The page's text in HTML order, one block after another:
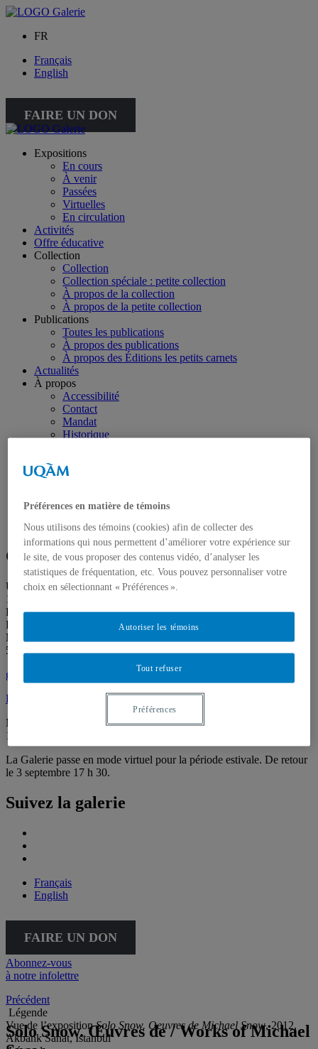
FR
Français
English
FAIRE UN DON
Expositions
En cours
À venir
Passées
Virtuelles
En circulation
Activités
Offre éducative
Collection
Collection
Collection spéciale : petite collection
À propos de la collection
À propos de la petite collection
Publications
Toutes les publications
À propos des publications
À propos des Éditions les petits carnets
Actualités
À propos
Accessibilité
Contact
Mandat
Historique
Partenaires
Recherche
Search
Search
Galerie de l’UQAM
Université du Québec à Montréal
1400 rue Berri
Pavillon Judith-Jasmin
Local J-R120
Montréal (QC) Canada
514 987-6150
galerie@uqam.ca
Faire un don
Mardi – samedi,
12 h – 18 h
La Galerie passe en mode virtuel pour la période estivale. De retour
le 3 septembre 17 h 30.
Suivez la galerie
Français
English
FAIRE UN DON
Abonnez-vous
à notre infolettre
Précédent
Légende
Vue de l’expositionSolo Snow. Oeuvres de Michael Snow, 2012,
Akbank Sanat, Istanbul
Solo Snow. Œuvres de / Works of Michael
Préférences en matière de témoins
Nous utilisons des témoins (cookies) afin de collecter des
informations qui nous permettent d’améliorer votre expérience sur
le site, de vous proposer des contenus vidéo, d’analyser les
statistiques de fréquentation, etc. Vous pouvez personnaliser votre
choix en sélectionnant « Préférences ».
Tout refuser
Autoriser les témoins
Préférences